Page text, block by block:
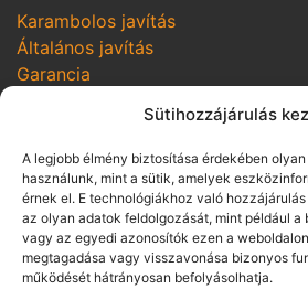
Sütihozzájárulás
A legjobb élmény biztosítása érdekében
használunk, mint a sütik, amelyek
érnek el. E technológiákhoz való
az olyan adatok feldolgozását, mint például a
vagy az egyedi azonosítók ezen a
megtagadása vagy visszavonása bizonyos
működését hátrányosan befolyásolhatja.
Karambolos javítás
Általános javítás
Garancia
SZOLGÁLTATÁSOK
Online szerviz bejelentkezés
Szerviz kampányok
Hozom-viszem
SZABÁLYZATOK
Adatvédelmi irányelvek